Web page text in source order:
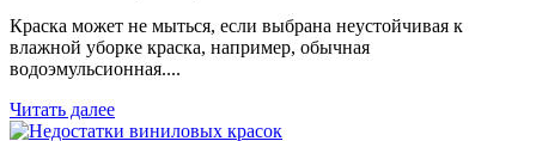
Краска может не мыться, если выбрана неустойчивая к
влажной уборке краска, например, обычная
водоэмульсионная....
Читать далее